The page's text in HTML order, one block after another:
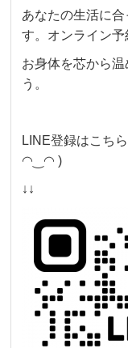
あなたの生活に
す。オンライン予
お身体を芯から
う。
LINE登録はこち
◠‿◠ )
↓↓